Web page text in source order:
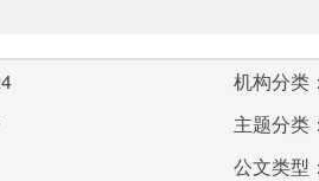
机构分类：
主题分类：
公文类型：